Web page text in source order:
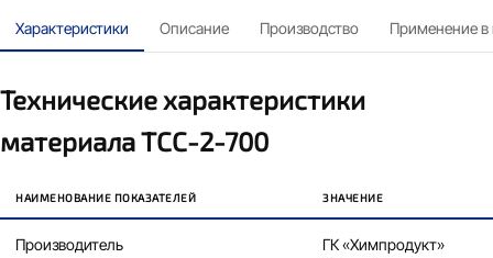
Характеристики Описание Производство Применение в
Технические характеристики
материала ТСС-2-700
НАИМЕНОВАНИЕ ПОКАЗАТЕЛЕЙ ЗНАЧЕНИЕ
Производитель
ГК «Химпродукт»